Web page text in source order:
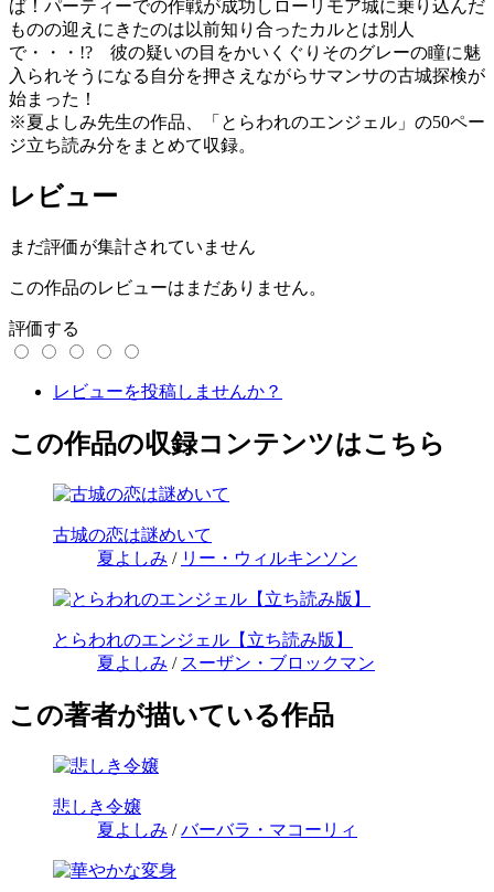
ば！パーティーでの作戦が成功しローリモア城に乗り込んだ
ものの迎えにきたのは以前知り合ったカルとは別人
で・・・!? 彼の疑いの目をかいくぐりそのグレーの瞳に魅
入られそうになる自分を押さえながらサマンサの古城探検が
始まった！
※夏よしみ先生の作品、「とらわれのエンジェル」の50ペー
ジ立ち読み分をまとめて収録。
レビュー
まだ評価が集計されていません
この作品のレビューはまだありません。
評価する
レビューを投稿しませんか？
この作品の収録コンテンツはこちら
古城の恋は謎めいて
夏よしみ / リー・ウィルキンソン
とらわれのエンジェル【立ち読み版】
夏よしみ / スーザン・ブロックマン
この著者が描いている作品
悲しき令嬢
夏よしみ /バーバラ・マコーリィ